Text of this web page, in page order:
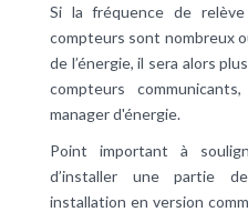
Si la fréquence de
compteurs sont nombreux
de l’énergie, il sera alors
compteurs
manager d'énergie.
Point important à
d’installer une partie
installation en version